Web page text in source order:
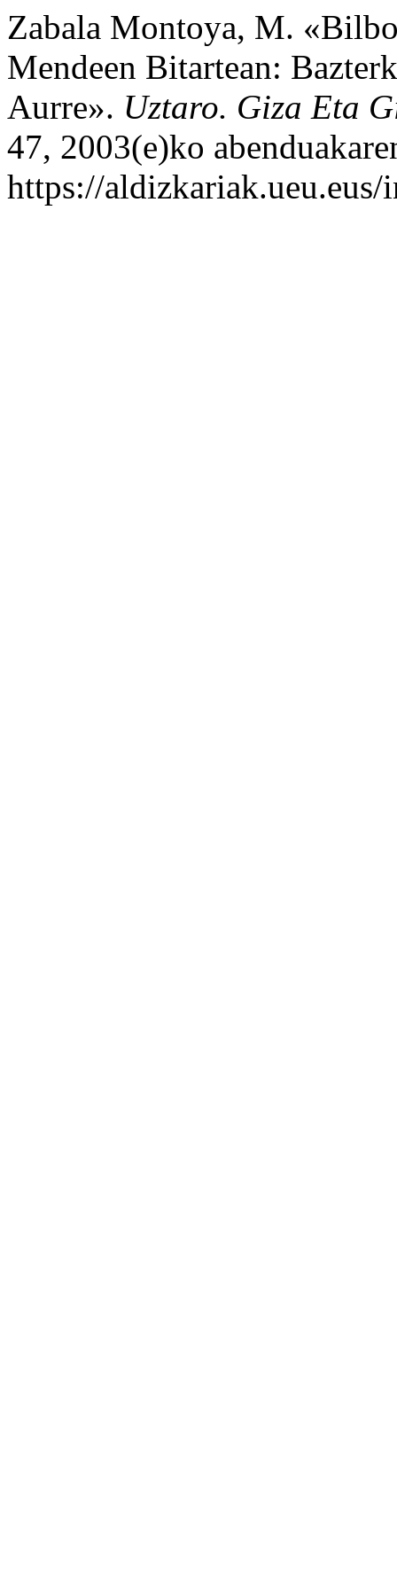
Zabala Montoya, M.
Mendeen Bitartean:
Aurre». Uztaro. Giza Eta
47, 2003(e)ko
https://